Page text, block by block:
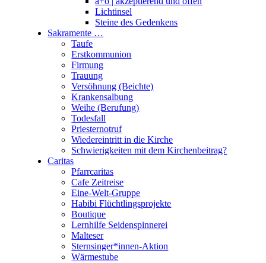
Lichtinsel
Steine des Gedenkens
Sakramente …
Taufe
Erstkommunion
Firmung
Trauung
Versöhnung (Beichte)
Krankensalbung
Weihe (Berufung)
Todesfall
Priesternotruf
Wiedereintritt in die Kirche
Schwierigkeiten mit dem Kirchenbeitrag?
Caritas
Pfarrcaritas
Cafe Zeitreise
Eine-Welt-Gruppe
Habibi Flüchtlingsprojekte
Boutique
Lernhilfe Seidenspinnerei
Malteser
Sternsinger*innen-Aktion
Wärmestube